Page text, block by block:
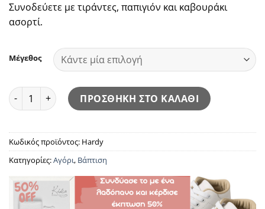
Συνοδεύετε με τιράντες, παπιγιόν και καβουράκι
ασορτί.
Μέγεθος
Hardy ποσότητα ΠΡΟΣΘΗΚΗ ΣΤΟ ΚΑΛΑΘΙ
Κωδικός προϊόντος: Hardy
Κατηγορίες:Αγόρι, Βάπτιση